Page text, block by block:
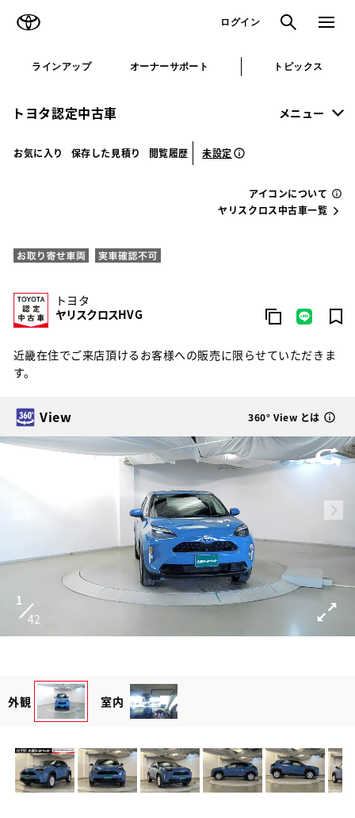
ログイン 検索 メニュ
ラインアップ オーナーサポート トピックス
トヨタ認定中古車 メニュー
お気に入り 保存した見積り 閲覧履歴 未設定
アイコンについて
ヤリスクロス中古車一覧
トヨタ
ヤリスクロスHV G
近畿在住でご来店頂けるお客様への販売に限らせていただきま
す。
View 360° View とは
1
42
外観 室内